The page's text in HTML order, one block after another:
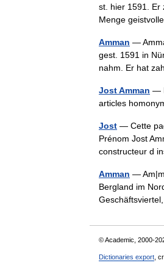
st. hier 1591. Er
Menge
Amman —
gest. 1591 in
nahm. Er hat
Jost Amman —
articles
Jost — Cette
Prénom Jost
constructeur d
Amman —
Bergland im
© Academic, 2000-
Dictionaries export ,